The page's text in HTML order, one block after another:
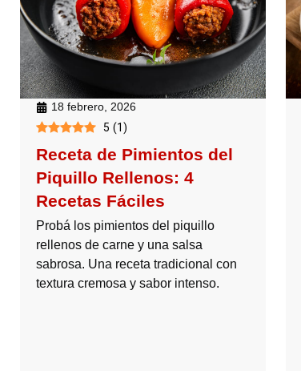
18 febrero, 2026
5 (1)
Receta de Pimientos del
Piquillo Rellenos: 4
Recetas Fáciles
Probá los pimientos del piquillo
rellenos de carne y una salsa
sabrosa. Una receta tradicional con
textura cremosa y sabor intenso.